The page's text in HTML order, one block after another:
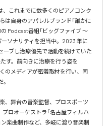
これまでに数多くのピアノコンク
は自身のアパレルブランド「誰かに
Podcast番組「ビッグファイブ 〜
ーソナリティを担当中。2023 年に
ブし治療優先で活動を続けていた
す。前向きに治療を行う姿を
のメディアが密着取材を行い、同
、舞台の音楽監督、プロスポーツ
ロオーケストラ「名古屋フィルハ
楽曲制作など、多岐に渡り音楽制